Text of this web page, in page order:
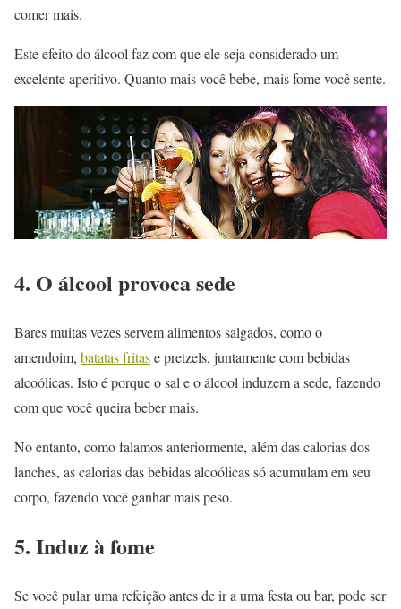
comer mais.
Este efeito do álcool faz com que ele seja considerado um
excelente aperitivo. Quanto mais você bebe, mais fome você sente.
4. O álcool provoca sede
Bares muitas vezes servem alimentos salgados, como o
amendoim, batatas fritase pretzels, juntamente com bebidas
alcoólicas. Isto é porque o sal e o álcool induzem a sede, fazendo
com que você queira beber mais.
No entanto, como falamos anteriormente, além das calorias dos
lanches, as calorias das bebidas alcoólicas só acumulam em seu
corpo, fazendo você ganhar mais peso.
5. Induz à fome
Se você pular uma refeição antes de ir a uma festa ou bar, pode ser